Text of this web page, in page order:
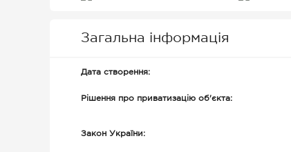
Загальна інформація
Дата створення:
Рішення про приватизацію об'єкта:
Закон України: